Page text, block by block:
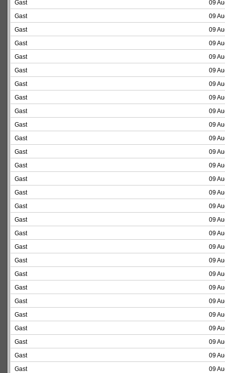
Gast
09
Gast
09
Gast
09
Gast
09
Gast
09
Gast
09
Gast
09
Gast
09
Gast
09
Gast
09
Gast
09
Gast
09
Gast
09
Gast
09
Gast
09
Gast
09
Gast
09
Gast
09
Gast
09
Gast
09
Gast
09
Gast
09
Gast
09
Gast
09
Gast
09
Gast
09
Gast
09
Gast
09